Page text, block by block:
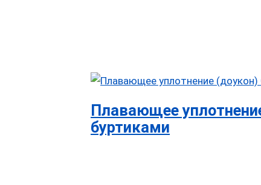
Плавающее
буртиками